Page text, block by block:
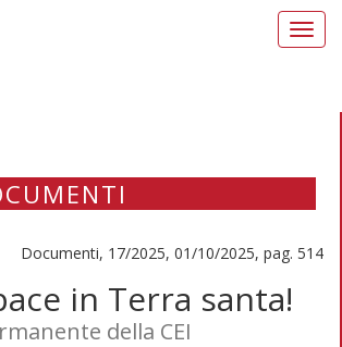
Documenti, 17/2025, 01/10/2025, pag. 514
in Terra santa!
della CEI